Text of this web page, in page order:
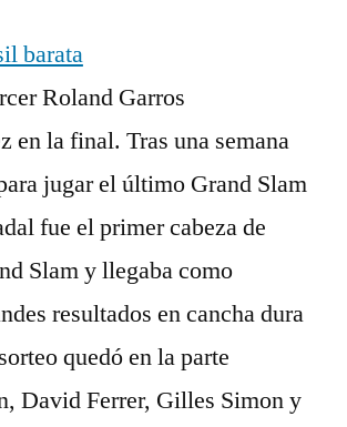
Roland Garros
en la final. Tras una semana
jugar el último Grand Slam
fue el primer cabeza de
Slam y llegaba como
resultados en cancha dura
quedó en la parte
David Ferrer, Gilles Simon y